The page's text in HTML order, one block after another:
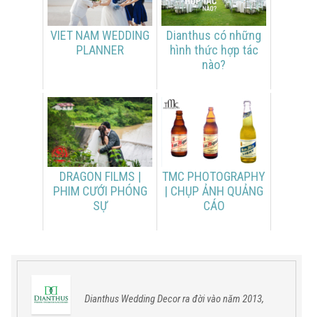
VIET NAM WEDDING
PLANNER
Dianthus có những
hình thức hợp tác
nào?
DRAGON FILMS |
PHIM CƯỚI PHÓNG
SỰ
TMC PHOTOGRAPHY
| CHỤP ẢNH QUẢNG
CÁO
Dianthus Wedding Decor ra đời vào năm 2013,